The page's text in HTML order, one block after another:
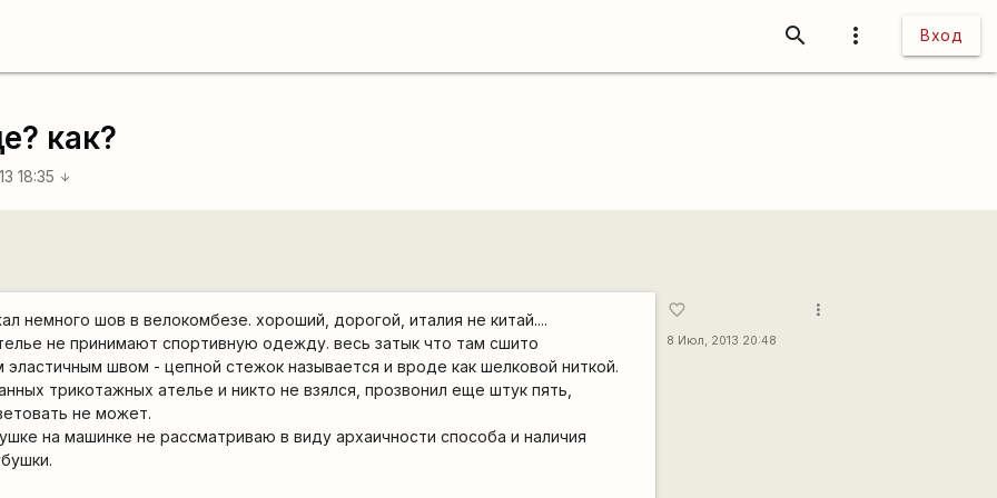
more_vert Вход
search
как?
18:35 arrow_downward
немного шов в велокомбезе. хороший, дорогой, италия не китай....
не принимают спортивную одежду. весь затык что там сшито
швом - цепной стежок называется и вроде как шелковой ниткой.
трикотажных ателье и никто не взялся, прозвонил еще штук пять,
не может.
на машинке не рассматриваю в виду архаичности способа и наличия
favorite_border
8 Июл, 2013 20:48
more_vert